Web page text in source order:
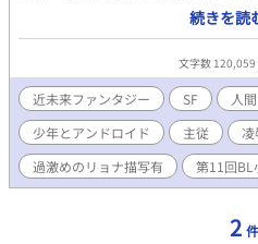
付けることが通例になっていた。
王宮を襲ったテロで、王子付き護
早急な護衛機の補填が求められ
ンドロイド開発技術者に白羽の矢
の護衛機を納品するよう命令を受
いたずらで、突然護衛機としての
ドロイドと、彼を取り巻く人間や
来SFファンタジー。 ◆完結済
配な方は作品閲覧をお控え下さい)
割と残酷なリョナ描写有。若干の
続きを読
文字数 120,059
近未来ファンタジー SF
人
少年とアンドロイド
主従
過激めのリョナ描写有
第11回BL
2 件